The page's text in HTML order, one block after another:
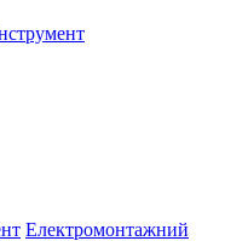
Електромонтажний